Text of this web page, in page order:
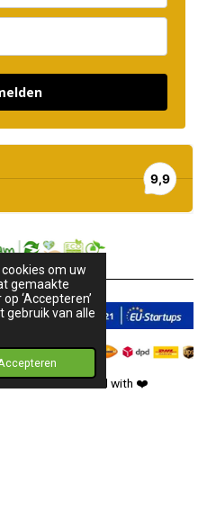
om uw
gemaakte
‘Accepteren’
gebruik van alle
reserved. Created with ❤️